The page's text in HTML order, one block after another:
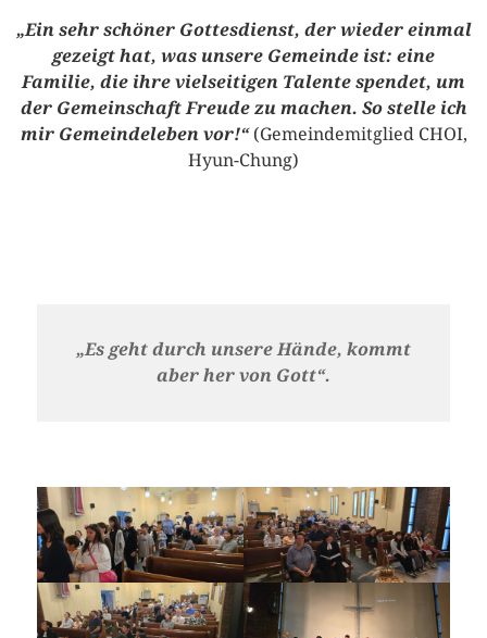
„Ein sehr schöner Gottesdienst, der wieder einmal
gezeigt hat, was unsere Gemeinde ist: eine
Familie, die ihre vielseitigen Talente spendet, um
der Gemeinschaft Freude zu machen. So stelle ich
mir Gemeindeleben vor!“ (Gemeindemitglied CHOI,
Hyun-Chung)
„Es geht durch unsere Hände, kommt
aber her von Gott“.